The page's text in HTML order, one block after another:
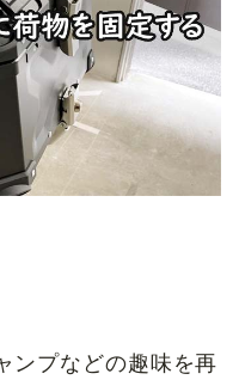
ンプなどの趣味を再